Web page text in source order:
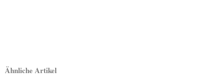
Ähnliche Artikel